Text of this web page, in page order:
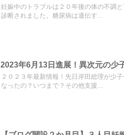
妊娠中のトラブルは２０年後の体の不調
診断されました。糖尿病は遺伝す...
2023年6月13日進展！異次元の少
２０２３年最新情報！先日岸田総理が少
なったの？いつまで？その他支援...